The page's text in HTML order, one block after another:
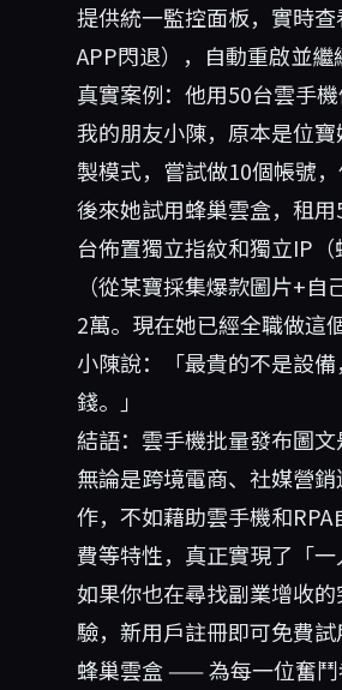
提供統一監控面板，實時
APP閃退），自動重啟並繼
真實案例：他用50台雲手
我的朋友小陳，原本是位
製模式，嘗試做10個帳號
後來她試用蜂巢雲盒，租
台佈置獨立指紋和獨立IP
（從某寶採集爆款圖片+
2萬。現在她已經全職做這
小陳說：「最貴的不是設
錢。」
結語：雲手機批量發布圖
無論是跨境電商、社媒營
作，不如藉助雲手機和
費等特性，真正實現了「一
如果你也在尋找副業增收
驗，新用戶註冊即可免費試
蜂巢雲盒—— 為每一位奮鬥